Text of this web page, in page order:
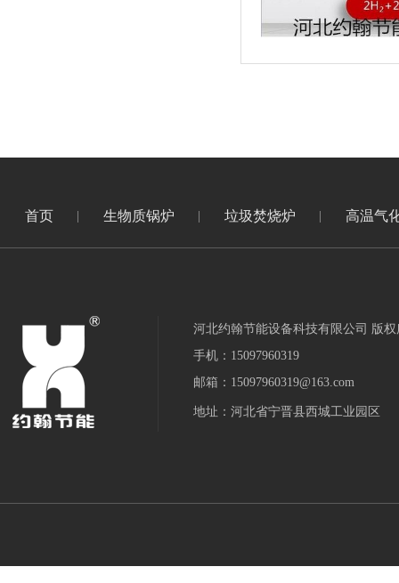
首页 生物质锅炉 垃圾焚烧炉 高温气
河北约翰节能设备科技有限公司 版权
手机：15097960319
邮箱：15097960319@163.com
地址：河北省宁晋县西城工业园区